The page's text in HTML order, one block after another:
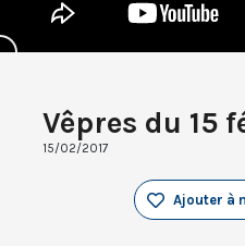
Vêpres du 15
15/02/2017
Ajouter à